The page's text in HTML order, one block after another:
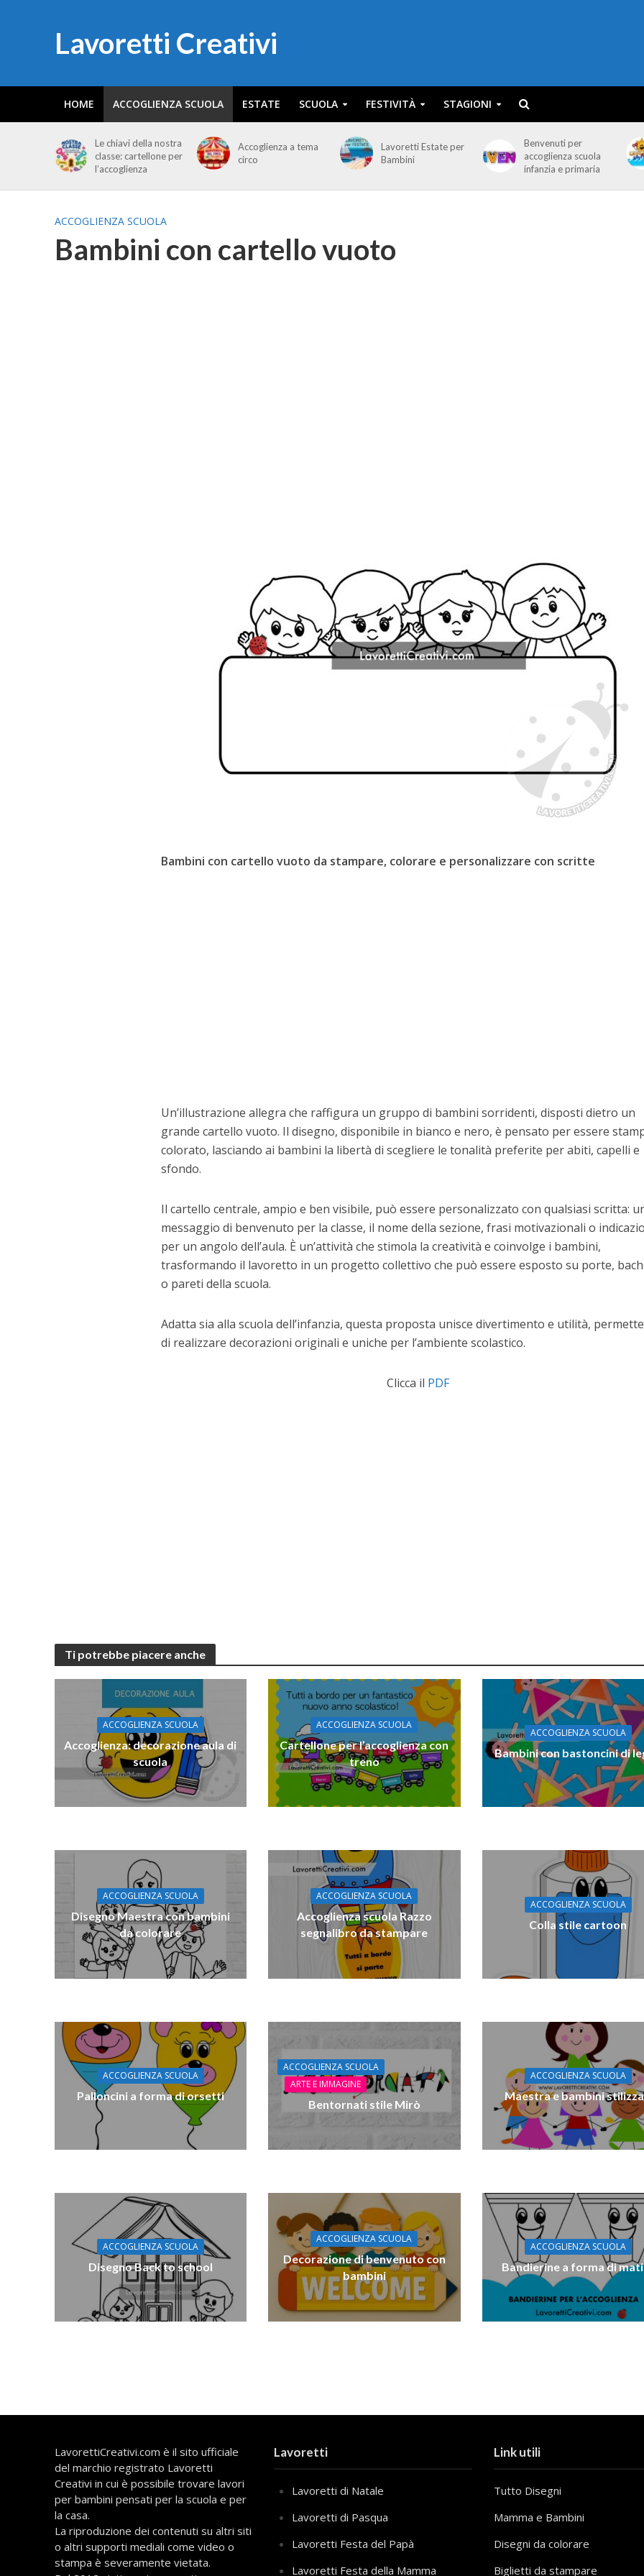
Lavoretti Creativi
HOME ACCOGLIENZA SCUOLA ESTATE SCUOLA FESTIVITÀ STAGIONI
Le chiavi della nostra
classe: cartellone per
l’accoglienza
Accoglienza a tema
circo
Lavoretti Estate per
Bambini
Benvenuti per
accoglienza scuola
infanzia e primaria
ACCOGLIENZA SCUOLA
Bambini con cartello vuoto
Bambini con cartello vuoto da stampare, colorare e personalizzare con scritte
Un’illustrazione allegra che raffigura un gruppo di bambini sorridenti, disposti dietro un
grande cartello vuoto. Il disegno, disponibile in bianco e nero, è pensato per essere
colorato, lasciando ai bambini la libertà di scegliere le tonalità preferite per abiti, capelli e
sfondo.
Il cartello centrale, ampio e ben visibile, può essere personalizzato con qualsiasi scritta:
messaggio di benvenuto per la classe, il nome della sezione, frasi motivazionali o
per un angolo dell’aula. È un’attività che stimola la creatività e coinvolge i bambini,
trasformando il lavoretto in un progetto collettivo che può essere esposto su porte,
o pareti della scuola.
Adatta sia alla scuola dell’infanzia, questa proposta unisce divertimento e utilità,
di realizzare decorazioni originali e uniche per l’ambiente scolastico.
Clicca il PDF
Ti potrebbe piacere anche
ACCOGLIENZA SCUOLA
Accoglienza: decorazione aula di
scuola
ACCOGLIENZA SCUOLA
Cartellone per l’accoglienza con
treno
ACCOGLIENZA SCUOLA
Bambini con bastoncini di
ACCOGLIENZA SCUOLA
Disegno Maestra con bambini
da colorare
ACCOGLIENZA SCUOLA
Accoglienza scuola Razzo
segnalibro da stampare
ACCOGLIENZA SCUOLA
Colla stile cartoon
ACCOGLIENZA SCUOLA
Palloncini a forma di orsetti
ACCOGLIENZA SCUOLA
ARTE E IMMAGINE
Bentornati stile Mirò
ACCOGLIENZA SCUOLA
Maestra e bambini
ACCOGLIENZA SCUOLA
Disegno Back to school
ACCOGLIENZA SCUOLA
Decorazione di benvenuto con
bambini
ACCOGLIENZA SCUOLA
Bandierine a forma di
LavorettiCreativi.com è il sito ufficiale
del marchio registrato Lavoretti
Creativi in cui è possibile trovare lavori
per bambini pensati per la scuola e per
la casa.
La riproduzione dei contenuti su altri siti
o altri supporti mediali come video o
stampa è severamente vietata.
Lavoretti
Lavoretti di Natale
Lavoretti di Pasqua
Lavoretti Festa del Papà
Lavoretti Festa della Mamma
Link utili
Tutto Disegni
Mamma e Bambini
Disegni da colorare
Biglietti da stampare